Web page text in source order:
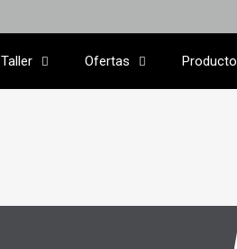
Taller Ofertas